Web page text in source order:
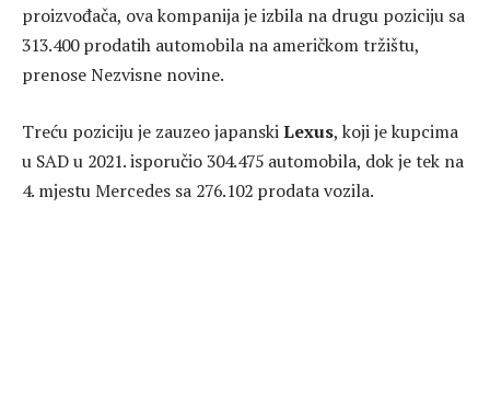
proizvođača, ova kompanija je izbila na drugu poziciju sa
313.400 prodatih automobila na američkom tržištu,
prenose Nezvisne novine.
Treću poziciju je zauzeo japanskiLexus, koji je kupcima
u SAD u 2021. isporučio 304.475 automobila, dok je tek na
4. mjestu Mercedes sa 276.102 prodata vozila.